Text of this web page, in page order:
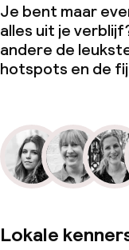
Je bent maar
alles uit je
andere de
hotspots en de
Lokale